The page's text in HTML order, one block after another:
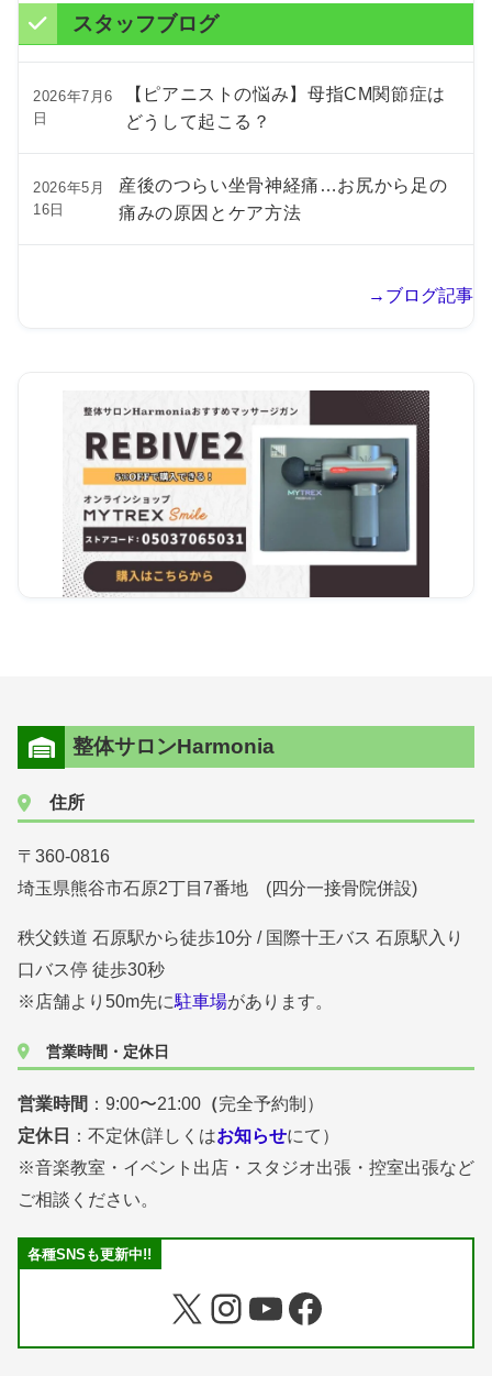
スタッフブログ
2026年7月6
日
【ピアニストの悩み】母指CM関節症は
どうして起こる？
2026年5月
16日
産後のつらい坐骨神経痛…お尻から足の
痛みの原因とケア方法
→ブログ記事
整体サロンHarmonia
住所
〒360-0816
埼玉県熊谷市石原2丁目7番地 (四分一接骨院併設)
秩父鉄道 石原駅から徒歩10分 / 国際十王バス 石原駅入り
口バス停 徒歩30秒
※店舗より50m先に駐車場があります。
営業時間・定休日
営業時間 ：9:00〜21:00 （完全予約制）
定休日
：不定休(詳しくはお知らせにて）
※音楽教室・イベント出店・スタジオ出張・控室出張など
ご相談ください。
各種SNSも更新中!!